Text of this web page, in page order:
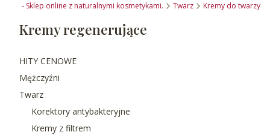
- Sklep online z naturalnymi kosmetykami. Twarz Kremy do twarzy
Kremy regenerujące
HITY CENOWE
Mężczyźni
Twarz
Korektory antybakteryjne
Kremy z filtrem